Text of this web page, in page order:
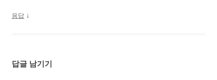
응답 ↓
답글 남기기